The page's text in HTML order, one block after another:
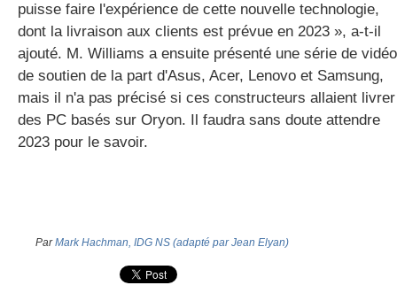
puisse faire l'expérience de cette nouvelle technologie,
dont la livraison aux clients est prévue en 2023 », a-t-il
ajouté. M. Williams a ensuite présenté une série de
de soutien de la part d'Asus, Acer, Lenovo et Samsung,
mais il n'a pas précisé si ces constructeurs allaient livrer
des PC basés sur Oryon. Il faudra sans doute attendre
2023 pour le savoir.
ParMark Hachman, IDG NS (adapté par Jean Elyan)